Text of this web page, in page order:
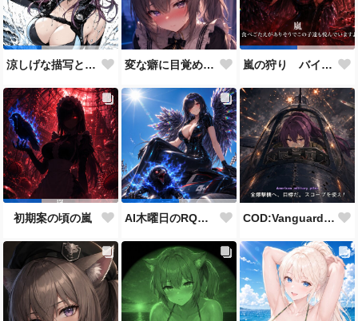
涼しげな描写とはをコンセプトにしたダイバー花梨先輩 変な癖に目覚めそうになったメイドディーレ赤面バージョン 嵐の狩り バイカーコスチューム
初期案の頃の嵐 AI木曜日のRQ参加作品 COD:Vanguard "ミッドウェー海戦"